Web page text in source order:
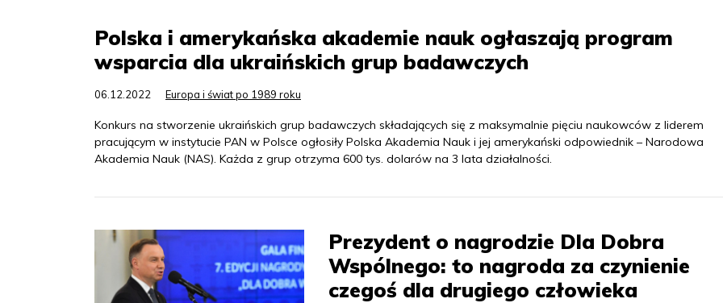
Polska i amerykańska akademie nauk ogłaszają program
wsparcia dla ukraińskich grup badawczych
06.12.2022 Europa i świat po 1989 roku
Konkurs na stworzenie ukraińskich grup badawczych składających się z maksymalnie pięciu naukowców z liderem
pracującym w instytucie PAN w Polsce ogłosiły Polska Akademia Nauk i jej amerykański odpowiednik – Narodowa
Akademia Nauk (NAS). Każda z grup otrzyma 600 tys. dolarów na 3 lata działalności.
Prezydent o nagrodzie Dla Dobra
Wspólnego: to nagroda za czynienie
czegoś dla drugiego człowieka